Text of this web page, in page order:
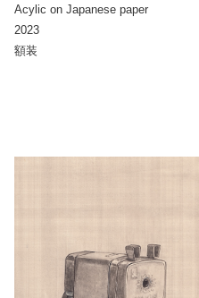
Acylic on Japanese paper
2023
額装